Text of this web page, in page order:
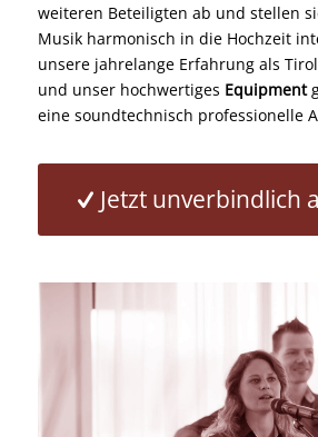
weiteren Beteiligten ab und stellen
Musik harmonisch in die Hochzeit
unsere jahrelange Erfahrung als
und unser hochwertiges Equipment
eine soundtechnisch professionelle
Jetzt unverbindlich